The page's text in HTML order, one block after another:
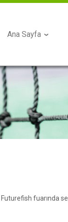
Ana Sayfa
fuarında